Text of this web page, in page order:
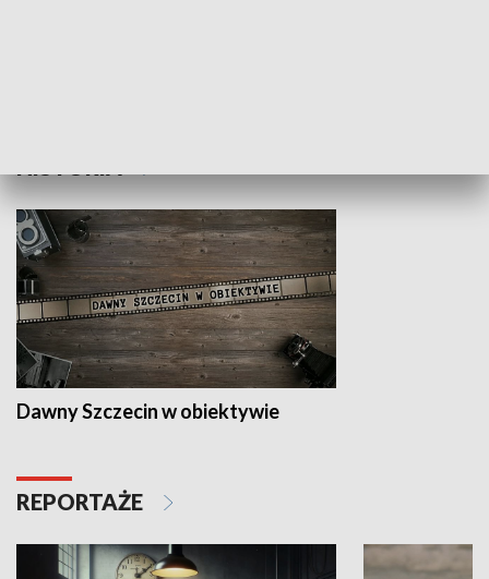
Dawny Szczecin w obiektywie
REPORTAŻE